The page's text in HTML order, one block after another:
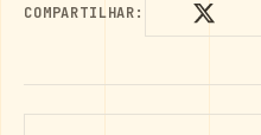
COMPARTILHAR: